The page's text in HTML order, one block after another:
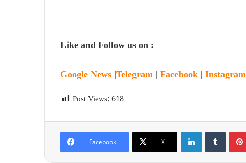
Like and Follow us on :
Google News |Telegram | Facebook | Instagram
Post Views: 618
Facebook X